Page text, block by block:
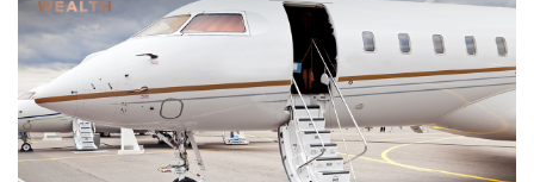
สามารถติดตาม THE STANDARD WEALTH
ผ่านแอปพลิเคชันต่างๆ ที่คุณสะดวกหรือใช้งานอยู่แล้วได้เลย